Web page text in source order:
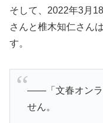
そして、2022年3月
さんと椎木知仁さん
す。
――「文春オンラ
せん。